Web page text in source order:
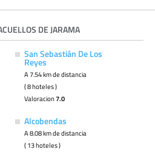
DE JARAMA
San Sebastián De Los
Reyes
A 7.54 km de distancia
( 8 hoteles )
Valoracion7.0
Alcobendas
A 8.08 km de distancia
( 13 hoteles )